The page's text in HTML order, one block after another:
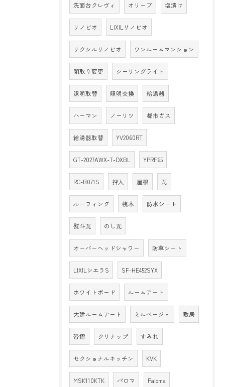
洗面台クレヴィ オリーブ 塩漬け
リノビオ LIXILリノビオ
リクシルリノビオ ワンルームマンション
間取り変更 シーリングライト
照明取替 照明交換 給湯器
ハーマン ノーリツ 都市ガス
給湯器取替 YV2060RT
GT-2027AWX-T-DXBL YPRF65
RC-B071S 押入 屋根 瓦
ルーフィング 桟木 防水シート
熨斗瓦 のし瓦
オーバーヘッドシャワー 防草シート
LIXILシエラS SF-HE452SYX
ホワイトボード ルームアート
大建ルームアート ミルベージュ 敷居
沓摺 クリナップ すみれ
セクショナルキッチン KVK
MSK110KTK パロマ Paloma